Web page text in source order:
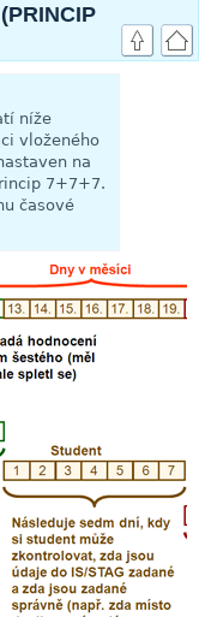
níže
vloženého
na
7+7+7.
časové